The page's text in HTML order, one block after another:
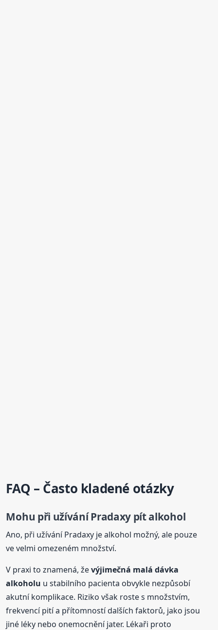
FAQ – Často kladené otázky
Mohu při užívání Pradaxy pít alkohol
Ano, při užívání Pradaxy je alkohol možný, ale pouze
ve velmi omezeném množství.
V praxi to znamená, ževýjimečná malá dávka
alkoholu u stabilního pacienta obvykle nezpůsobí
akutní komplikace. Riziko však roste s množstvím,
frekvencí pití a přítomností dalších faktorů, jako jsou
jiné léky nebo onemocnění jater. Lékaři proto